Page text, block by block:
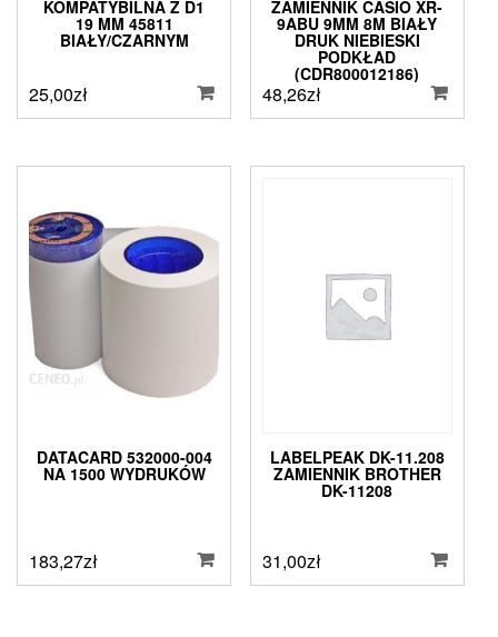
KOMPATYBILNA Z D1
19 MM 45811
BIAŁY/CZARNYM
25,00zł
ZAMIENNIK CASIO XR-
9ABU 9MM 8M BIAŁY
DRUK NIEBIESKI
PODKŁAD
(CDR800012186)
48,26zł
DATACARD 532000-004
NA 1500 WYDRUKÓW
183,27zł
LABELPEAK DK-11.208
ZAMIENNIK BROTHER
DK-11208
31,00zł